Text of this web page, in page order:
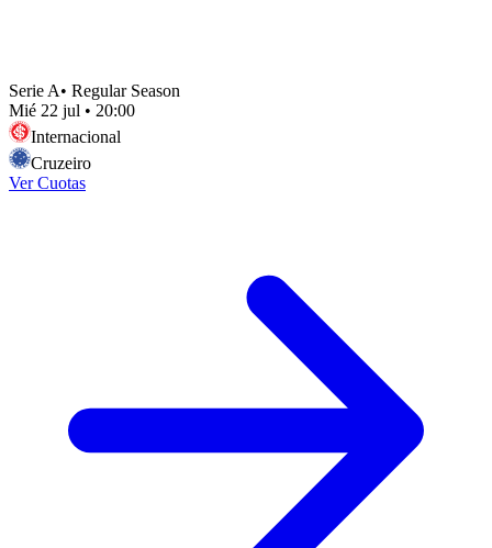
Serie A• Regular Season
Mié 22 jul • 20:00
Internacional
Cruzeiro
Ver Cuotas